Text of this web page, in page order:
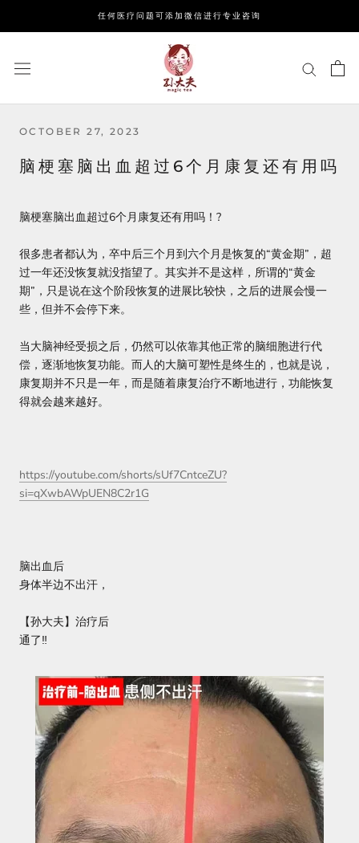
任何医疗问题可添加微信进行专业咨询
OCTOBER 27, 2023
脑梗塞脑出血超过6个月康复还有用吗
脑梗塞脑出血超过6个月康复还有用吗！?
很多患者都认为，卒中后三个月到六个月是恢复的“黄金期”，超
过一年还没恢复就没指望了。其实并不是这样，所谓的“黄金
期”，只是说在这个阶段恢复的进展比较快，之后的进展会慢一
些，但并不会停下来。
当大脑神经受损之后，仍然可以依靠其他正常的脑细胞进行代
偿，逐渐地恢复功能。而人的大脑可塑性是终生的，也就是说，
康复期并不只是一年，而是随着康复治疗不断地进行，功能恢复
得就会越来越好。
https://youtube.com/shorts/sUf7CntceZU?
si=qXwbAWpUEN8C2r1G
脑出血后
身体半边不出汗，
【孙大夫】治疗后
通了‼